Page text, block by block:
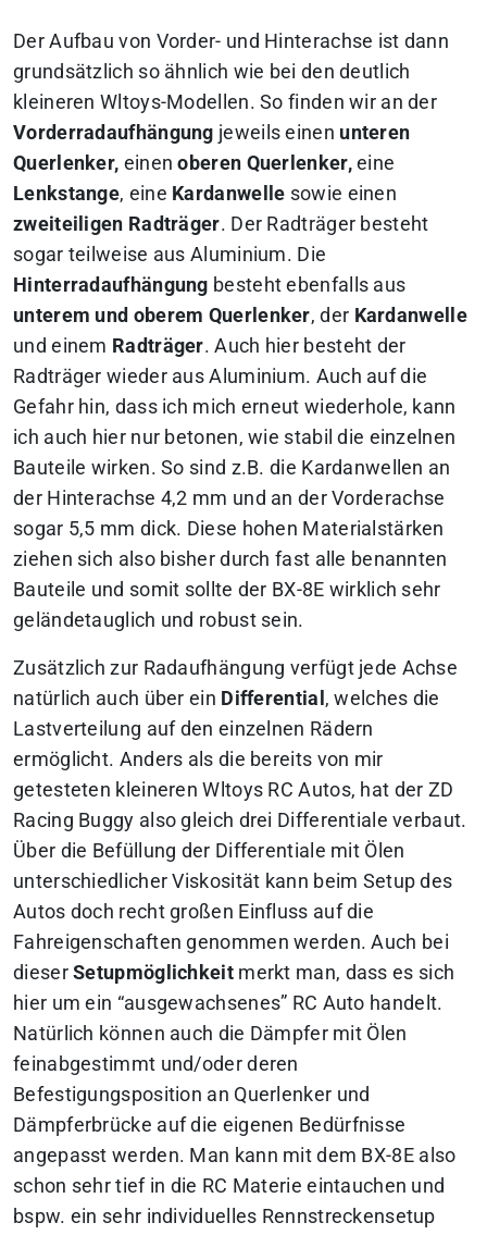
Der Aufbau von Vorder- und Hinterachse ist dann
grundsätzlich so ähnlich wie bei den deutlich
kleineren Wltoys-Modellen. So finden wir an der
Vorderradaufhängung jeweils einen unteren
Querlenker, einen oberen Querlenker,eine
Lenkstange, eine Kardanwelle sowie einen
zweiteiligen Radträger. Der Radträger besteht
sogar teilweise aus Aluminium. Die
Hinterradaufhängung besteht ebenfalls aus
unterem und oberem Querlenker, der Kardanwelle
und einem Radträger. Auch hier besteht der
Radträger wieder aus Aluminium. Auch auf die
Gefahr hin, dass ich mich erneut wiederhole, kann
ich auch hier nur betonen, wie stabil die einzelnen
Bauteile wirken. So sind z.B. die Kardanwellen an
der Hinterachse 4,2 mm und an der Vorderachse
sogar 5,5 mm dick. Diese hohen Materialstärken
ziehen sich also bisher durch fast alle benannten
Bauteile und somit sollte der BX-8E wirklich sehr
geländetauglich und robust sein.
Zusätzlich zur Radaufhängung verfügt jede Achse
natürlich auch über ein Differential , welches die
Lastverteilung auf den einzelnen Rädern
ermöglicht. Anders als die bereits von mir
getesteten kleineren Wltoys RC Autos, hat der ZD
Racing Buggy also gleich drei Differentiale verbaut.
Über die Befüllung der Differentiale mit Ölen
unterschiedlicher Viskosität kann beim Setup des
Autos doch recht großen Einfluss auf die
Fahreigenschaften genommen werden. Auch bei
dieserSetupmöglichkeitmerkt man, dass es sich
hier um ein “ausgewachsenes” RC Auto handelt.
Natürlich können auch die Dämpfer mit Ölen
feinabgestimmt und/oder deren
Befestigungsposition an Querlenker und
Dämpferbrücke auf die eigenen Bedürfnisse
angepasst werden. Man kann mit dem BX-8E also
schon sehr tief in die RC Materie eintauchen und
bspw. ein sehr individuelles Rennstreckensetup